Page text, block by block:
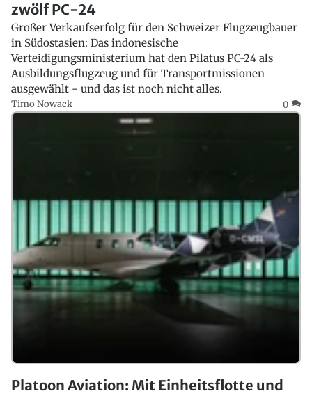
zwölf PC-24
Großer Verkaufserfolg für den Schweizer Flugzeugbauer
in Südostasien: Das indonesische
Verteidigungsministerium hat den Pilatus PC-24 als
Ausbildungsflugzeug und für Transportmissionen
ausgewählt - und das ist noch nicht alles.
Timo Nowack 0
Platoon Aviation: Mit Einheitsflotte und